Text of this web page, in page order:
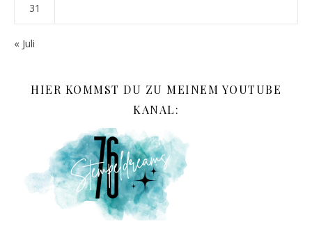
31
« Juli
HIER KOMMST DU ZU MEINEM YOUTUBE
KANAL: